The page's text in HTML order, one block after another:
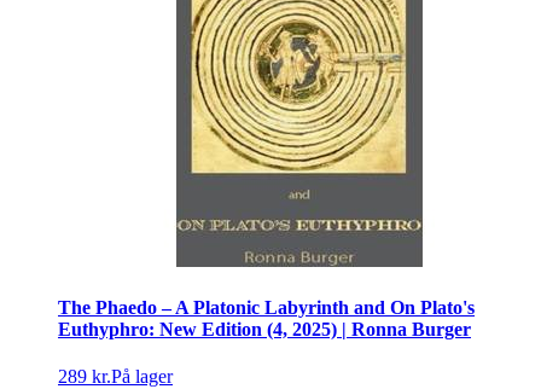
The Phaedo – A Platonic Labyrinth and On Plato's
Euthyphro: New Edition (4, 2025) | Ronna Burger
289 kr.På lager